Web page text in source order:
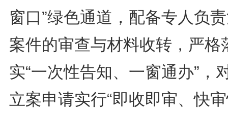
窗口”绿色通道，配备专人负
案件的审查与材料收转，严格
实“一次性告知、一窗通办”，
立案申请实行“即收即审、快